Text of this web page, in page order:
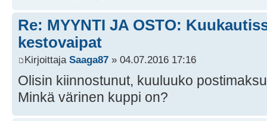
Re: MYYNTI JA OSTO:
kestovaipat
Kirjoittaja Saaga87 » 04.07.2016 17:16
Olisin kiinnostunut, kuuluuko
Minkä värinen kuppi on?